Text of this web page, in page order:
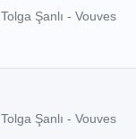
Tolga Şanlı - Vouves
Tolga Şanlı - Vouves